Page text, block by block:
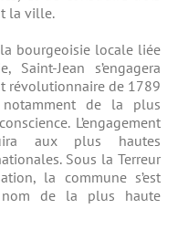
la ville.
bourgeoisie locale liée
Jean s’engagera
révolutionnaire de 1789
de la plus
L’engagement
aux plus hautes
Sous la Terreur
la commune s’est
de la plus haute